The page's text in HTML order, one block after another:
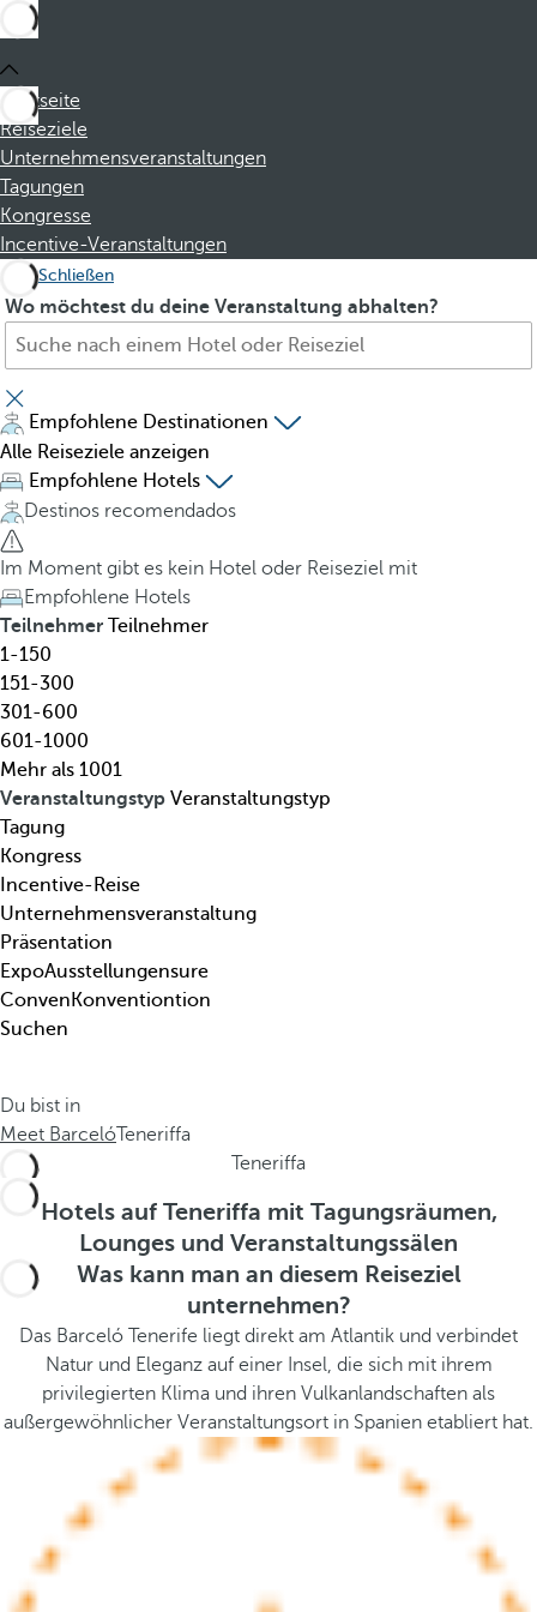
Startseite
Reiseziele
Unternehmensveranstaltungen
Tagungen
Kongresse
Incentive-Veranstaltungen
Schließen
Wo möchtest du deine Veranstaltung abhalten?
S
c
h
e
H
o
t
e
l
,
R
e
i
s
e
z
i
e
l
,
T
h
e
m
a
.
P
e
s
s
i
n
g
t
h
e
d
o
w
n
a
r
r
o
w
k
e
y
o
p
e
t
h
m
o
Empfohlene Destinationen
Alle Reiseziele anzeigen
Empfohlene Hotels
Destinos recomendados
Im Moment gibt es kein Hotel oder Reiseziel mit
Empfohlene Hotels
Teilnehmer Teilnehmer
1-150
151-300
301-600
601-1000
Mehr als 1001
Veranstaltungstyp Veranstaltungstyp
Tagung
Kongress
Incentive-Reise
Unternehmensveranstaltung
Präsentation
ExpoAusstellungensure
ConvenKonventiontion
Suchen
Du bist in
Meet BarcelóTeneriffa
Teneriffa
Hotels auf Teneriffa mit Tagungsräumen,
Lounges und Veranstaltungssälen
Was kann man an diesem Reiseziel
unternehmen?
Das Barceló Tenerife liegt direkt am Atlantik und verbindet
Natur und Eleganz auf einer Insel, die sich mit ihrem
privilegierten Klima und ihren Vulkanlandschaften als
außergewöhnlicher Veranstaltungsort in Spanien etabliert hat.